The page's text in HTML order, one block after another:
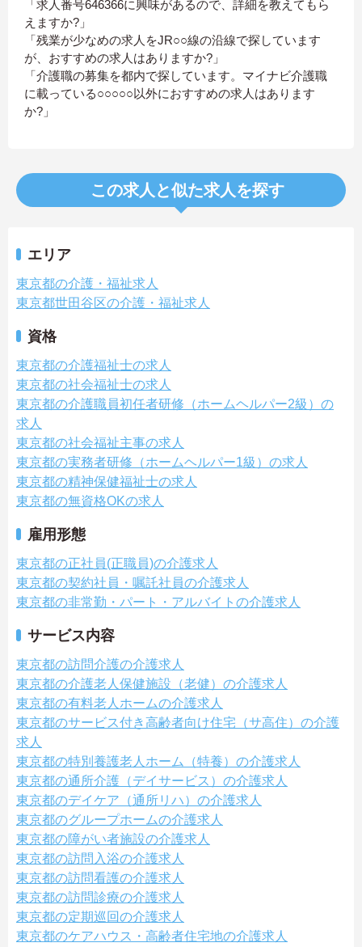
「求人番号646366に興味があるので、詳細を教えてもら
えますか?」
「残業が少なめの求人をJR○○線の沿線で探しています
が、おすすめの求人はありますか?」
「介護職の募集を都内で探しています。マイナビ介護職
に載っている○○○○○以外におすすめの求人はあります
か?」
この求人と似た求人を探す
エリア
東京都の介護・福祉求人
東京都世田谷区の介護・福祉求人
資格
東京都の介護福祉士の求人
東京都の社会福祉士の求人
東京都の介護職員初任者研修（ホームヘルパー2級）の
求人
東京都の社会福祉主事の求人
東京都の実務者研修（ホームヘルパー1級）の求人
東京都の精神保健福祉士の求人
東京都の無資格OKの求人
雇用形態
東京都の正社員(正職員)の介護求人
東京都の契約社員・嘱託社員の介護求人
東京都の非常勤・パート・アルバイトの介護求人
サービス内容
東京都の訪問介護の介護求人
東京都の介護老人保健施設（老健）の介護求人
東京都の有料老人ホームの介護求人
東京都のサービス付き高齢者向け住宅（サ高住）の介護
求人
東京都の特別養護老人ホーム（特養）の介護求人
東京都の通所介護（デイサービス）の介護求人
東京都のデイケア（通所リハ）の介護求人
東京都のグループホームの介護求人
東京都の障がい者施設の介護求人
東京都の訪問入浴の介護求人
東京都の訪問看護の介護求人
東京都の訪問診療の介護求人
東京都の定期巡回の介護求人
東京都のケアハウス・高齢者住宅地の介護求人